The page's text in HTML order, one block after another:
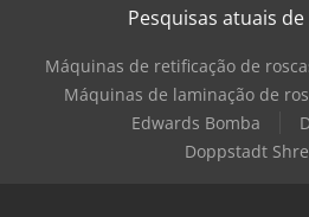
Pesquisas atuais
Máquinas de retificação de
Máquinas de laminação de
Edwards Bomba
Doppstadt